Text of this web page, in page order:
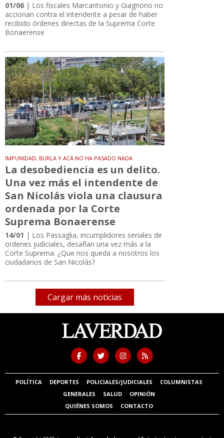
01/06 | Los fiscales Marcantonio y Giagnorio no
accionan contra el intendente a pesar de haber
recibido órdenes directas de la Suprema Corte
Bonaerense
IMPUNIDAD, BURLA Y ACÁ NO HA PASADO NADA
La desobediencia es un delito.
Una vez más el intendente de
San Nicolás viola una clausura
ordenada por la Corte
Suprema Bonaerense
14/01 | Los Passaglia, incumplidores seriales de
ordenes judiciales, desafían una vez más a la
Corte Suprema. ¿Que nos queda a nosotros los
ciudadanos de San Nicolás?
Cargar más noticias
POLÍTICA DEPORTES POLICIALES/JUDICIALES
COLUMNISTAS
GENERALES
SALUD
OPINIÓN
QUIÉNES SOMOS
CONTACTO